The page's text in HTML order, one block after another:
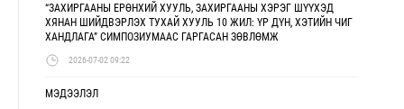
“ЗАХИРГААНЫ ЕРӨНХИЙ ХУУЛЬ, ЗАХИРГААНЫ ХЭРЭГ ШҮҮХЭД
ХЯНАН ШИЙДВЭРЛЭХ ТУХАЙ ХУУЛЬ 10 ЖИЛ: ҮР ДҮН, ХЭТИЙН ЧИГ
ХАНДЛАГА” СИМПОЗИУМААС ГАРГАСАН ЗӨВЛӨМЖ
2026-07-02 09:22
МЭДЭЭЛЭЛ